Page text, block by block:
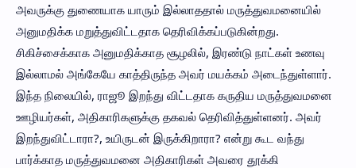
அவருக்கு துணையாக யாரும் இல்லாததால் மருத்துவமனையில்
அனுமதிக்க மறுத்துவிட்டதாக தெரிவிக்கப்படுகின்றது.
சிகிச்சைக்காக அனுமதிக்காத சூழலில், இரண்டு நாட்கள் உணவு
இல்லாமல் அங்கேயே காத்திருந்த அவர் மயக்கம் அடைந்துள்ளார்.
இந்த நிலையில், ராஜூ இறந்து விட்டதாக கருதிய மருத்துவமனை
ஊழியர்கள், அதிகாரிகளுக்கு தகவல் தெரிவித்துள்ளனர். அவர்
இறந்துவிட்டாரா?, உயிருடன் இருக்கிறாரா? என்று கூட வந்து
பார்க்காத மருத்துவமனை அதிகாரிகள் அவரை தூக்கி